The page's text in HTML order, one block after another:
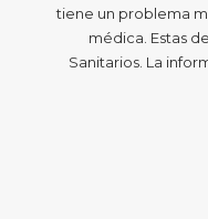
tiene un problema
médica. Estas
Sanitarios. La